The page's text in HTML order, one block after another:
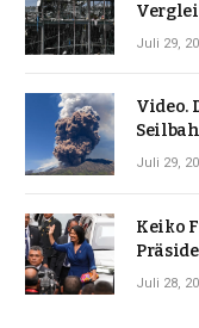
Japan
Juli 29,
Video.
Juli 29,
Keiko
Juli 28,